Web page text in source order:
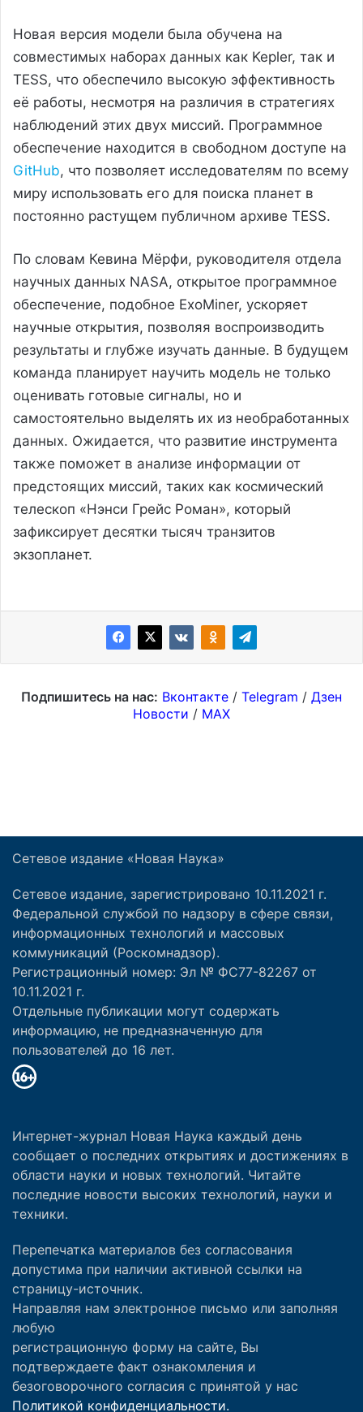
Сетевое издание «Новая Наука»
Сетевое издание, зарегистрировано 10.11.2021 г.
Федеральной службой по надзору в сфере связи,
информационных технологий и массовых
коммуникаций (Роскомнадзор).
Регистрационный номер: Эл № ФС77-82267 от
10.11.2021 г.
Отдельные публикации могут содержать
информацию, не предназначенную для
пользователей до 16 лет.
Интернет-журнал Новая Наука каждый день
сообщает о последних открытиях и достижениях в
области науки и новых технологий. Читайте
последние новости высоких технологий, науки и
техники.
Перепечатка материалов без согласования
допустима при наличии активной ссылки на
страницу-источник.
Направляя нам электронное письмо или заполняя
любую
регистрационную форму на сайте, Вы
подтверждаете факт ознакомления и
безоговорочного согласия с принятой у нас
Политикой конфиденциальности.